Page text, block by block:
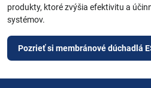
produkty, ktoré zvýšia efektivitu a
systémov.
Pozrieť si membránové dúchadlá